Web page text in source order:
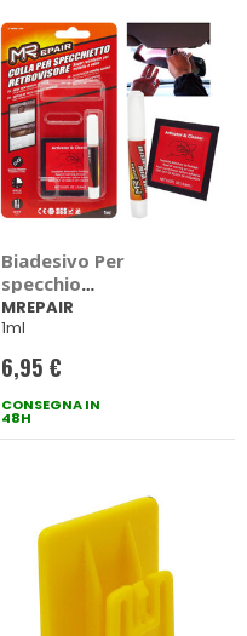
Biadesivo Per
specchio
retrovisore -
MREPAIR
MREPAIR
1ml
6,95 €
CONSEGNA IN
48H